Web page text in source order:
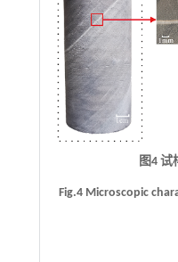
图4 试
Fig.4 Microscopic